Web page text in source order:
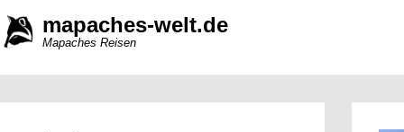
mapaches-welt.de
Mapaches Reisen